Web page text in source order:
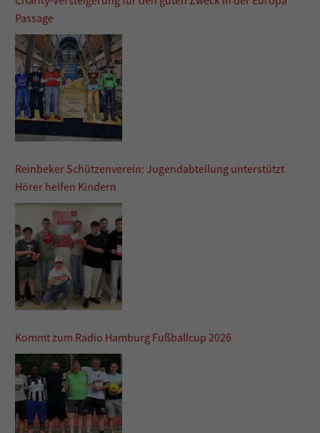
Passage
Reinbeker Schützenverein: Jugendabteilung unterstützt
Hörer helfen Kindern
Kommt zum Radio Hamburg Fußballcup 2026